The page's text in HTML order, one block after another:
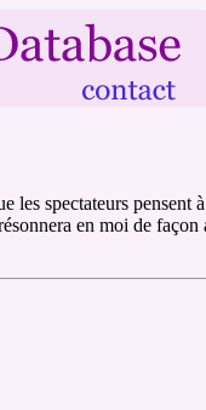
les spectateurs
en moi de façon